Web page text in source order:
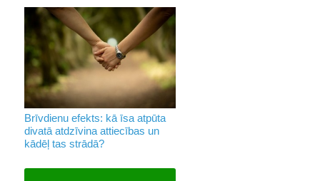
Brīvdienu efekts: kā īsa atpūta
divatā atdzīvina attiecības un
kādēļ tas strādā?